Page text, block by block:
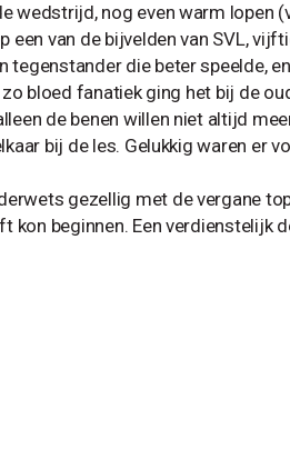
wedstrijd, nog even warm lopen
een van de bijvelden van SVL,
tegenstander die beter speelde,
bloed fanatiek ging het bij de
de benen willen niet altijd
bij de les. Gelukkig waren er
gezellig met de vergane
kon beginnen. Een verdienstelijk